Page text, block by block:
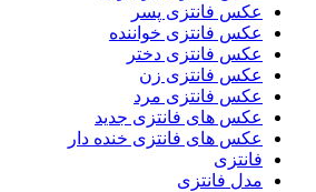
عکس فانتزی پسر
عکس فانتزی خواننده
عکس فانتزی دختر
عکس فانتزی زن
عکس فانتزی مرد
عکس های فانتزی جدید
عکس های فانتزی خنده دار
فانتزی
مدل فانتزی